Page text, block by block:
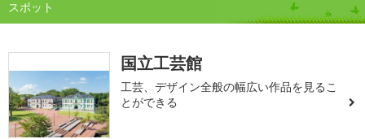
スポット
国立工芸館
工芸、デザイン全般の幅広い作品を見るこ
とができる